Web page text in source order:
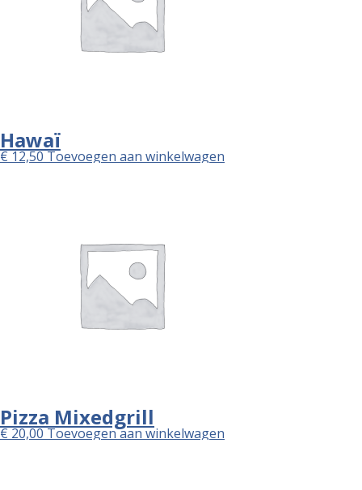
Hawaï
€12,50Toevoegen aan winkelwagen
Pizza Mixedgrill
€20,00Toevoegen aan winkelwagen